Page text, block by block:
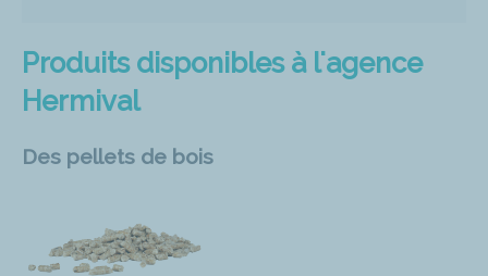
Produits disponibles à l'agence
Hermival
Des pellets de bois